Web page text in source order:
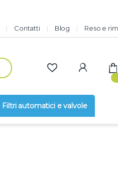
Contatti Blog Reso e
Filtri automatici e valvole